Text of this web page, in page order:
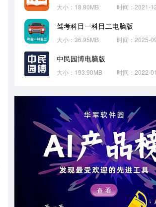
大小：18.80MB 时间：2021-
驾考科目一科目二电脑版
大小：36.95MB 时间：2025-
中民园博电脑版
大小：193.90MB 时间：2022-